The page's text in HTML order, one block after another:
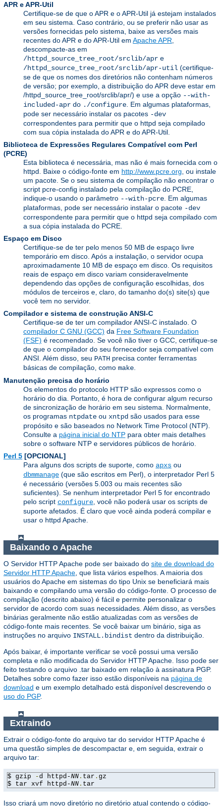
APR e APR-Util
Certifique-se de que o APR e o APR-Util já estejam instalados
em seu sistema. Caso contrário, ou se preferir não usar as
versões fornecidas pelo sistema, baixe as versões mais
recentes do APR e do APR-Util em Apache APR,
descompacte-as em
/httpd_source_tree_root/srclib/apr e
/httpd_source_tree_root/srclib/apr-util (certifique-
se de que os nomes dos diretórios não contenham números
de versão; por exemplo, a distribuição do APR deve estar em
/httpd_source_tree_root/srclib/apr/) e use a opção --with-
included-apr do ./configure. Em algumas plataformas,
pode ser necessário instalar os pacotes -dev
correspondentes para permitir que o httpd seja compilado
com sua cópia instalada do APR e do APR-Util.
Biblioteca de Expressões Regulares Compatível com Perl
(PCRE)
Esta biblioteca é necessária, mas não é mais fornecida com o
httpd. Baixe o código-fonte em http://www.pcre.org, ou instale
um pacote. Se o seu sistema de compilação não encontrar o
script pcre-config instalado pela compilação do PCRE,
indique-o usando o parâmetro --with-pcre. Em algumas
plataformas, pode ser necessário instalar o pacote -dev
correspondente para permitir que o httpd seja compilado com
a sua cópia instalada do PCRE.
Espaço em Disco
Certifique-se de ter pelo menos 50 MB de espaço livre
temporário em disco. Após a instalação, o servidor ocupa
aproximadamente 10 MB de espaço em disco. Os requisitos
reais de espaço em disco variam consideravelmente
dependendo das opções de configuração escolhidas, dos
módulos de terceiros e, claro, do tamanho do(s) site(s) que
você tem no servidor.
Compilador e sistema de construção ANSI-C
Certifique-se de ter um compilador ANSI-C instalado. O
compilador C GNU (GCC) da Free Software Foundation
(FSF) é recomendado. Se você não tiver o GCC, certifique-se
de que o compilador do seu fornecedor seja compatível com
ANSI. Além disso, seu PATH precisa conter ferramentas
básicas de compilação, como make.
Manutenção precisa do horário
Os elementos do protocolo HTTP são expressos como o
horário do dia. Portanto, é hora de configurar algum recurso
de sincronização de horário em seu sistema. Normalmente,
os programas ntpdate ou xntpd são usados ​​para esse
propósito e são baseados no Network Time Protocol (NTP).
Consulte a página inicial do NTP para obter mais detalhes
sobre o software NTP e servidores públicos de horário.
Perl 5 [OPCIONAL]
Para alguns dos scripts de suporte, como apxs ou
dbmmanage (que são escritos em Perl), o interpretador Perl 5
é necessário (versões 5.003 ou mais recentes são
suficientes). Se nenhum interpretador Perl 5 for encontrado
pelo script configure, você não poderá usar os scripts de
suporte afetados. É claro que você ainda poderá compilar e
usar o httpd Apache.
Baixando o Apache
O Servidor HTTP Apache pode ser baixado do site de download do
Servidor HTTP Apache , que lista vários espelhos. A maioria dos
usuários do Apache em sistemas do tipo Unix se beneficiará mais
baixando e compilando uma versão do código-fonte. O processo de
compilação (descrito abaixo) é fácil e permite personalizar o
servidor de acordo com suas necessidades. Além disso, as versões
binárias geralmente não estão atualizadas com as versões de
código-fonte mais recentes. Se você baixar um binário, siga as
instruções no arquivo INSTALL.bindist dentro da distribuição.
Após baixar, é importante verificar se você possui uma versão
completa e não modificada do Servidor HTTP Apache. Isso pode ser
feito testando o arquivo .tar baixado em relação à assinatura PGP.
Detalhes sobre como fazer isso estão disponíveis na página de
download e um exemplo detalhado está disponível descrevendo o
uso do PGP.
Extraindo
Extrair o código-fonte do arquivo tar do servidor HTTP Apache é
uma questão simples de descompactar e, em seguida, extrair o
arquivo tar:
$ gzip -d httpd-NN . tar . gz
$ tar xvf httpd-NN . tar
Isso criará um novo diretório no diretório atual contendo o código-